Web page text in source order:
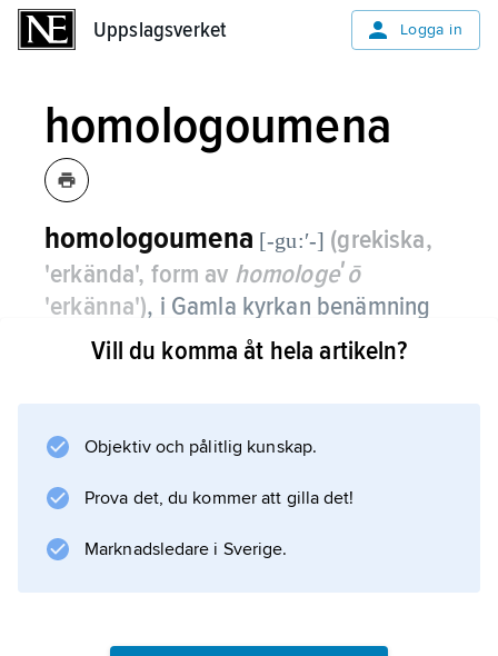
Uppslagsverket Logga in
homologoumena
homologoumena [-gu:ʹ-] (grekiska,
'erkända', form av homologeʹō
'erkänna'), i Gamla kyrkan benämning
på de urkristna skrifter som var
Apostlagärningarna, Paulusbreven,
Första Petrusbrevet, Första
Johannesbrevet samt i östkyrkan
Hebreerbrevet, i västkyrkan
Uppenbarelseboken.
kallades
Vill du komma åt hela artikeln?
Objektiv och pålitlig kunskap.
Prova det, du kommer att gilla det!
Marknadsledare i Sverige.